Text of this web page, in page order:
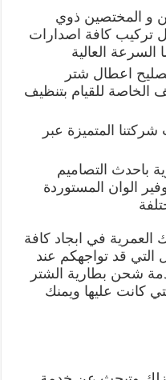
و المختصين ذوي
تركيب كافة اصدارات
العالية
اعطال شتر
الخاصة للقيام بتنظيف
المتميزة عبر
باحدث التصاميم
الوان المستوردة
في ابجاد كافة
التي قد تواجهكم عند
شحن بطارية الشتر
كانت عليها ويمنك